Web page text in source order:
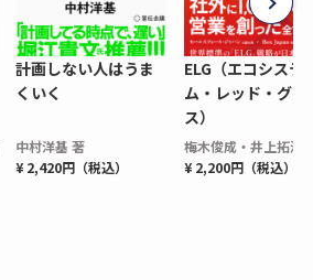
計画しない人はうま
くいく
中村洋基 著
¥ 2,420円（税込）
ELG（エコシステ
ム・レッド・グロ
ス）
梅木俊成・井上拓海
¥ 2,200円（税込）